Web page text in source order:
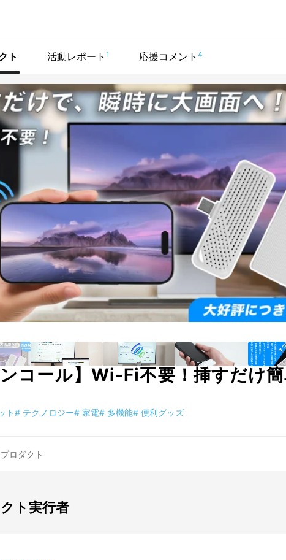
ト 活動レポート 1 応援コメント 4
ンコール】Wi-Fi不要！挿すだけ
ト# テクノロジー# 家電# 多機能# 便利グッズ
プロダクト
ト実行者